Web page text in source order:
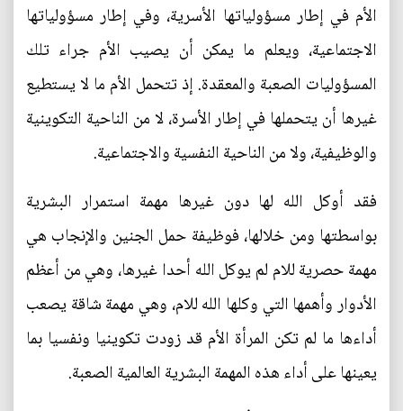
الأم في إطار مسؤولياتها الأسرية، وفي إطار مسؤولياتها
الاجتماعية، ويعلم ما يمكن أن يصيب الأم جراء تلك
المسؤوليات الصعبة والمعقدة. إذ تتحمل الأم ما لا يستطيع
غيرها أن يتحملها في إطار الأسرة، لا من الناحية التكوينية
والوظيفية، ولا من الناحية النفسية والاجتماعية.
فقد أوكل الله لها دون غيرها مهمة استمرار البشرية
بواسطتها ومن خلالها، فوظيفة حمل الجنين والإنجاب هي
مهمة حصرية للام لم يوكل الله أحدا غيرها، وهي من أعظم
الأدوار وأهمها التي وكلها الله للام، وهي مهمة شاقة يصعب
أداءها ما لم تكن المرأة الأم قد زودت تكوينيا ونفسيا بما
يعينها على أداء هذه المهمة البشرية العالمية الصعبة.